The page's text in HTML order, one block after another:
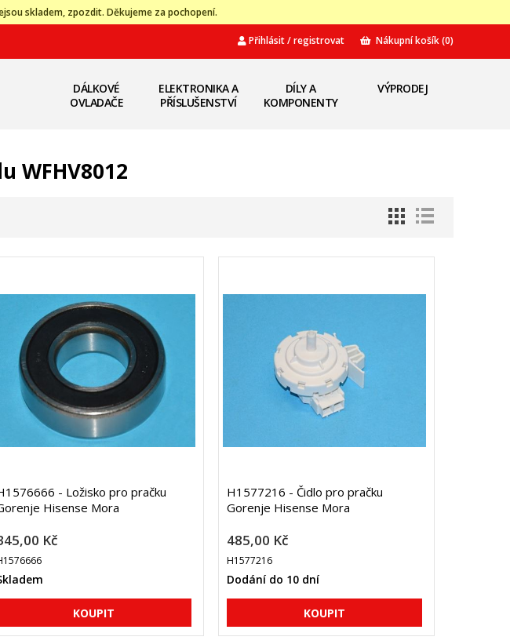
skladem, zpozdit. Děkujeme za pochopení.
Přihlásit / registrovat Nákupní košík(0)
DÁLKOVÉ
OVLADAČE
ELEKTRONIKA A
PŘÍSLUŠENSTVÍ
DÍLY A
KOMPONENTY
VÝPRODEJ
WFHV8012
- Ložisko pro pračku
Hisense Mora
Kč
H1577216 - Čidlo pro pračku
Gorenje Hisense Mora
485,00 Kč
H1577216
Dodání do 10 dní